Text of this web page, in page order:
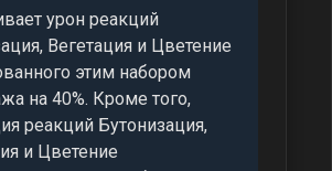
урон реакций
Вегетация и Цветение
этим набором
на 40%. Кроме того,
реакций Бутонизация,
и Цветение